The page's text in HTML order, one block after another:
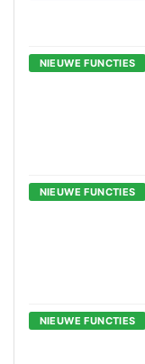
NIEUWE FUNCTIES
NIEUWE FUNCTIES
NIEUWE FUNCTIES